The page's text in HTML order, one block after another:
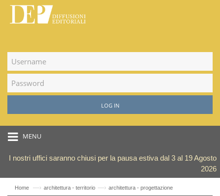
LOG IN
MENU
I nostri uffici saranno chiusi per la pausa estiva dal 3 al 19 Agosto
2026
Home —› architettura - territorio —› architettura - progettazione